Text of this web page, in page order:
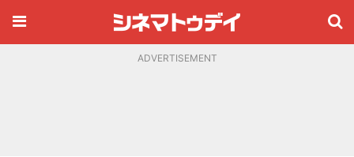
ADVERTISEMENT